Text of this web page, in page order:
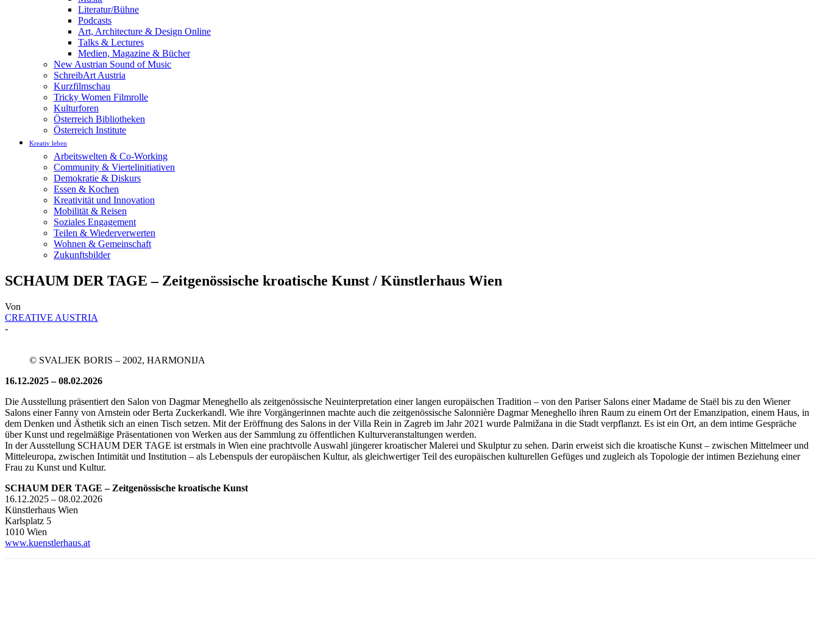
Literatur/Bühne
Podcasts
Art, Architecture & Design Online
Talks & Lectures
Medien, Magazine & Bücher
New Austrian Sound of Music
SchreibArt Austria
Kurzfilmschau
Tricky Women Filmrolle
Kulturforen
Österreich Bibliotheken
Österreich Institute
Kreativ leben
Arbeitswelten & Co-Working
Community & Viertelinitiativen
Demokratie & Diskurs
Essen & Kochen
Kreativität und Innovation
Mobilität & Reisen
Soziales Engagement
Teilen & Wiederverwerten
Wohnen & Gemeinschaft
Zukunftsbilder
SCHAUM DER TAGE – Zeitgenössische kroatische Kunst / Künstlerhaus Wien
Von
CREATIVE AUSTRIA
-
© SVALJEK BORIS – 2002, HARMONIJA
16.12.2025 – 08.02.2026
Die Ausstellung präsentiert den Salon von Dagmar Meneghello als zeitgenössische Neuinterpretation einer langen europäischen Tradition – von den Pariser Salons einer Madame de Staël bis zu den Wiener
Salons einer Fanny von Arnstein oder Berta Zuckerkandl. Wie ihre Vorgängerinnen machte auch die zeitgenössische Salonnière Dagmar Meneghello ihren Raum zu einem Ort der Emanzipation, einem Haus, in
dem Denken und Ästhetik sich an einen Tisch setzen. Mit der Eröffnung des Salons in der Villa Rein in Zagreb im Jahr 2021 wurde Palmižana in die Stadt verpflanzt. Es ist ein Ort, an dem intime Gespräche
über Kunst und regelmäßige Präsentationen von Werken aus der Sammlung zu öffentlichen Kulturveranstaltungen werden.
In der Ausstellung SCHAUM DER TAGE ist erstmals in Wien eine prachtvolle Auswahl jüngerer kroatischer Malerei und Skulptur zu sehen. Darin erweist sich die kroatische Kunst – zwischen Mittelmeer und
Mitteleuropa, zwischen Intimität und Institution – als Lebenspuls der europäischen Kultur, als gleichwertiger Teil des europäischen kulturellen Gefüges und zugleich als Topologie der intimen Beziehung einer
Frau zu Kunst und Kultur.
SCHAUM DER TAGE – Zeitgenössische kroatische Kunst
16.12.2025 – 08.02.2026
Künstlerhaus Wien
Karlsplatz 5
1010 Wien
www.kuenstlerhaus.at